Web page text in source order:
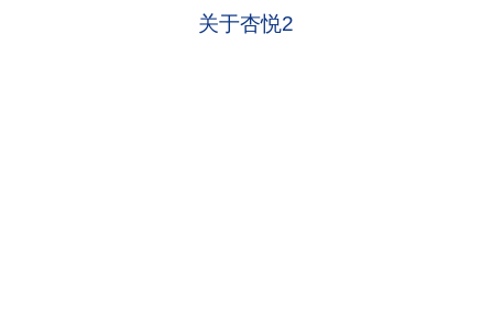
关于杏悦2